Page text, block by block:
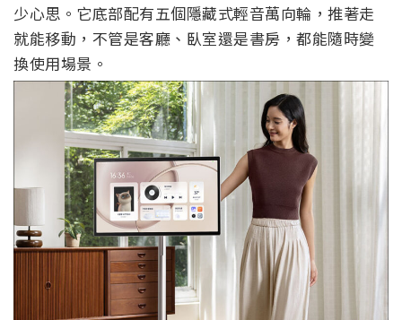
少心思。它底部配有五個隱藏式輕音萬向輪，推著走
就能移動，不管是客廳、臥室還是書房，都能隨時變
換使用場景。